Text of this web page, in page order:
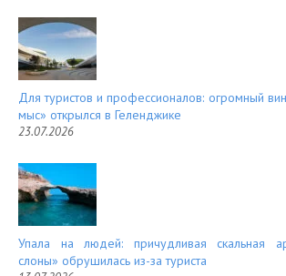
Для туристов и профессионалов: огромный
мыс» открылся в Геленджике
23.07.2026
Упала на людей: причудливая скальная
слоны» обрушилась из-за туриста